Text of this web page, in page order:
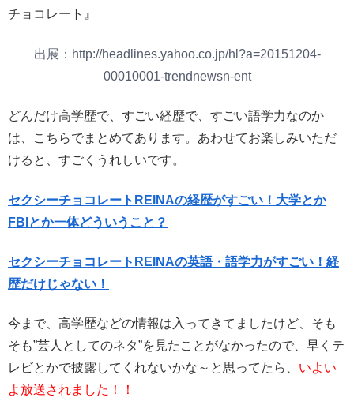
チョコレート』
出展：http://headlines.yahoo.co.jp/hl?a=20151204-
00010001-trendnewsn-ent
どんだけ高学歴で、すごい経歴で、すごい語学力なのか
は、こちらでまとめてあります。あわせてお楽しみいただ
けると、すごくうれしいです。
セクシーチョコレートREINAの経歴がすごい！大学とか
FBIとか一体どういうこと？
セクシーチョコレートREINAの英語・語学力がすごい！経
歴だけじゃない！
今まで、高学歴などの情報は入ってきてましたけど、 そも
そも”芸人としてのネタ”を見たことがなかったので、早くテ
レビとかで披露してくれないかな～と思ってたら、 いよい
よ放送されました！！